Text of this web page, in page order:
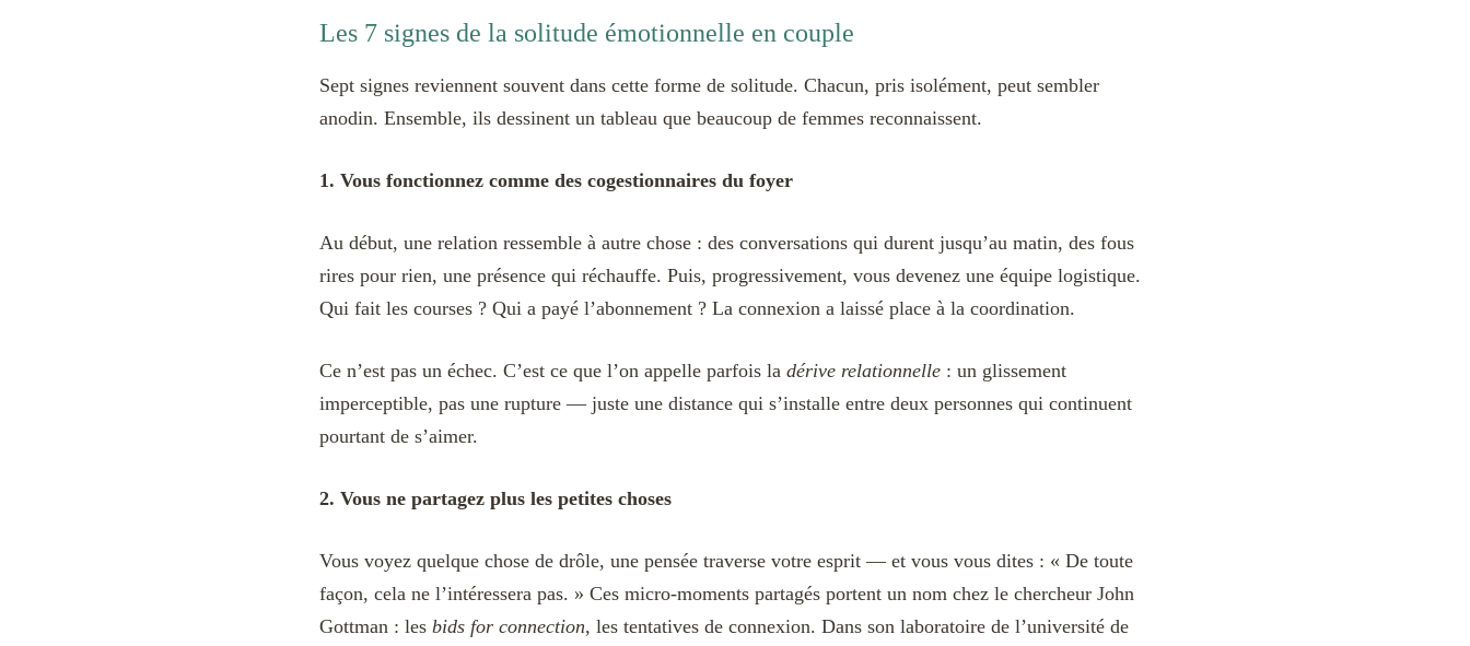
Les 7 signes de la solitude émotionnelle en couple
Sept signes reviennent souvent dans cette forme de solitude. Chacun, pris isolément, peut sembler
anodin. Ensemble, ils dessinent un tableau que beaucoup de femmes reconnaissent.
1. Vous fonctionnez comme des cogestionnaires du foyer
Au début, une relation ressemble à autre chose : des conversations qui durent jusqu’au matin, des fous
rires pour rien, une présence qui réchauffe. Puis, progressivement, vous devenez une équipe logistique.
Qui fait les courses ? Qui a payé l’abonnement ? La connexion a laissé place à la coordination.
Ce n’est pas un échec. C’est ce que l’on appelle parfois la dérive relationnelle : un glissement
imperceptible, pas une rupture — juste une distance qui s’installe entre deux personnes qui continuent
pourtant de s’aimer.
2. Vous ne partagez plus les petites choses
Vous voyez quelque chose de drôle, une pensée traverse votre esprit — et vous vous dites : « De toute
façon, cela ne l’intéressera pas. » Ces micro-moments partagés portent un nom chez le chercheur John
Gottman : les bids for connection, les tentatives de connexion. Dans son laboratoire de l’université de